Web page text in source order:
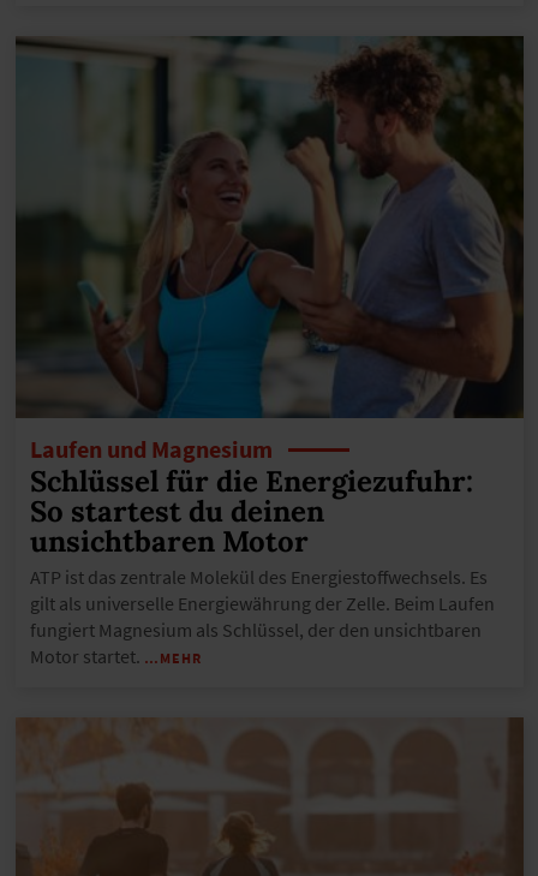
Laufen und Magnesium
Schlüssel für die Energiezufuhr:
So startest du deinen
unsichtbaren Motor
ATP ist das zentrale Molekül des Energiestoffwechsels. Es
gilt als universelle Energiewährung der Zelle. Beim Laufen
fungiert Magnesium als Schlüssel, der den unsichtbaren
Motor startet. …MEHR